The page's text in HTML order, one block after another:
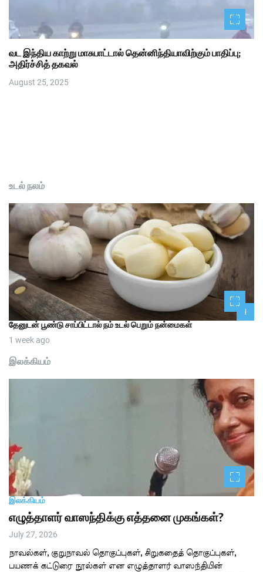
வட இந்திய காற்று மாசுபாட்டால் தென்னிந்தியாவிற்கும் பாதிப்பு;
அதிர்ச்சித் தகவல்
August 25, 2025
உடல் நலம்
1
தேனுடன் பூண்டு சாப்பிட்டால் நம் உடல் பெறும் நன்மைகள்
1 week ago
இலக்கியம்
இலக்கியம்
எழுத்தாளர் வாஸந்திக்கு எத்தனை முகங்கள்?
July 27, 2026
நாவல்கள், குறுநாவல் தொகுப்புகள், சிறுகதைத் தொகுப்புகள்,
பயணக் கட்டுரை நூல்கள் என எழுத்தாளர் வாஸந்தியின்